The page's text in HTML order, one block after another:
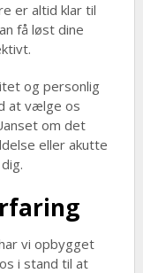
er altid klar til
få løst dine
og personlig
at vælge os
om det
eller akutte
vi opbygget
i stand til at